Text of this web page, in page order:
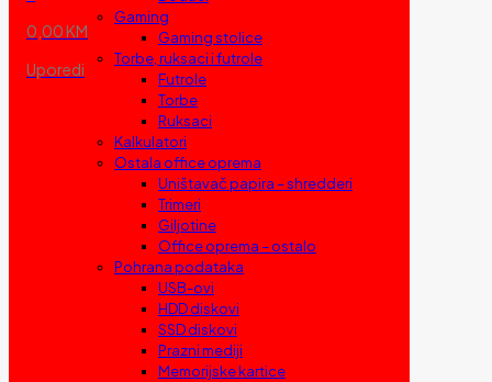
0,00 KM
Uporedi
Gaming
Gaming stolice
Torbe, ruksaci i futrole
Futrole
Torbe
Ruksaci
Kalkulatori
Ostala office oprema
Uništavač papira – shredderi
Trimeri
Giljotine
Office oprema – ostalo
Pohrana podataka
USB-ovi
HDD diskovi
SSD diskovi
Prazni mediji
Memorijske kartice